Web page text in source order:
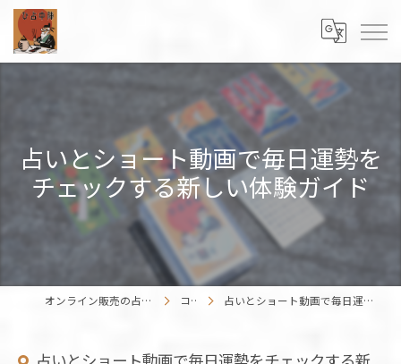
占いとショート動画で毎日運勢を
チェックする新しい体験ガイド
オンライン販売の占いカードはENISHIWORK コラム 占いとショート動画で毎日運勢をチェックする新しい体験ガイド